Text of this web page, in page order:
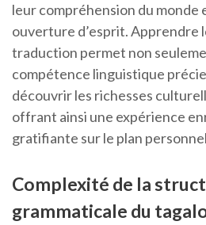
leur compréhension du
ouverture d’esprit. Apprendre
traduction permet non
compétence linguistique
découvrir les richesses
offrant ainsi une expérience
gratifiante sur le plan
Complexité de la
grammaticale du